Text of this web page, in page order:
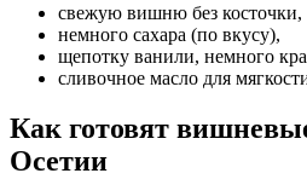
свежую вишню без косточки,
немного сахара (по вкусу),
щепотку ванили, немного
сливочное масло для
Как готовят
Осетии